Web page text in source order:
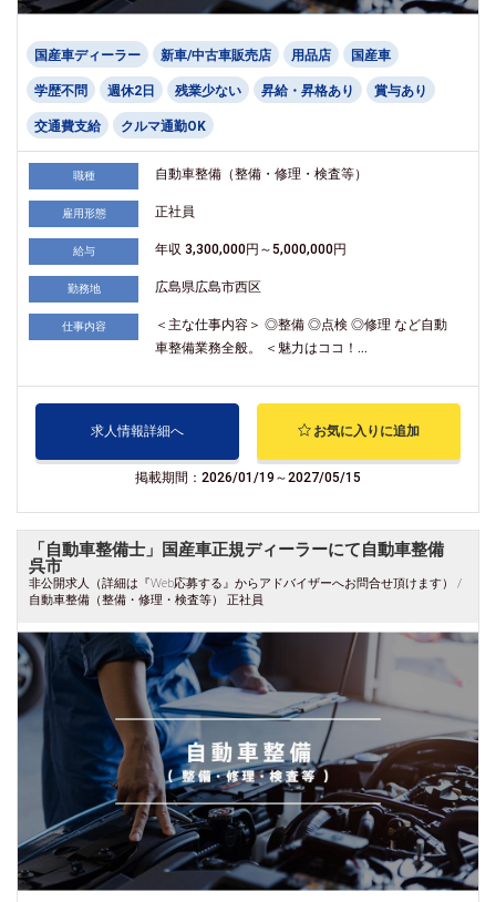
国産車ディーラー 新車/中古車販売店 用品店 国産車
学歴不問 週休2日 残業少ない 昇給・昇格あり 賞与あり
交通費支給 クルマ通勤OK
職種 自動車整備（整備・修理・検査等）
雇用形態 正社員
給与 年収 3,300,000円～5,000,000円
勤務地 広島県広島市西区
仕事内容
＜主な仕事内容＞ ◎整備 ◎点検 ◎修理 など自動
車整備業務全般。 ＜魅力はココ！...
求人情報詳細へ お気に入りに追加
掲載期間：2026/01/19～2027/05/15
「自動車整備士」国産車正規ディーラーにて自動車整備
呉市
非公開求人（詳細は『Web応募する』からアドバイザーへお問合せ頂けます） /
自動車整備（整備・修理・検査等） 正社員